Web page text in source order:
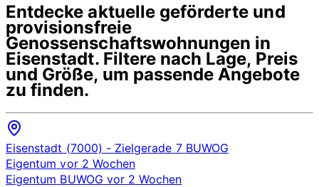
Entdecke aktuelle geförderte und
provisionsfreie
Genossenschaftswohnungen in
Eisenstadt. Filtere nach Lage, Preis
und Größe, um passende Angebote
zu finden.
Eisenstadt (7000) - Zielgerade 7 BUWOG
Eigentum vor 2 Wochen
Eigentum BUWOG vor 2 Wochen